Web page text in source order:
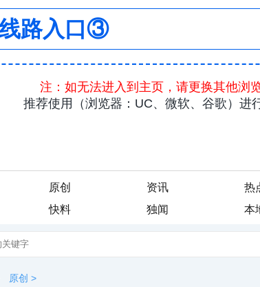
原创 资讯 热
快料 独闻 本
原创 >